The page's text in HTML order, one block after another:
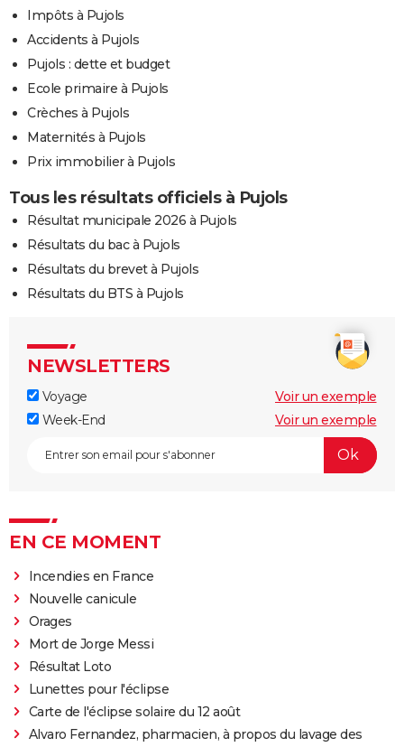
Impôts à Pujols
Accidents à Pujols
Pujols : dette et budget
Ecole primaire à Pujols
Crèches à Pujols
Maternités à Pujols
Prix immobilier à Pujols
Tous les résultats officiels à Pujols
Résultat municipale 2026 à Pujols
Résultats du bac à Pujols
Résultats du brevet à Pujols
Résultats du BTS à Pujols
NEWSLETTERS
Voyage
Voir un exemple
Week-End
Voir un exemple
EN CE MOMENT
Incendies en France
Nouvelle canicule
Orages
Mort de Jorge Messi
Résultat Loto
Lunettes pour l'éclipse
Carte de l'éclipse solaire du 12 août
Alvaro Fernandez, pharmacien, à propos du lavage des